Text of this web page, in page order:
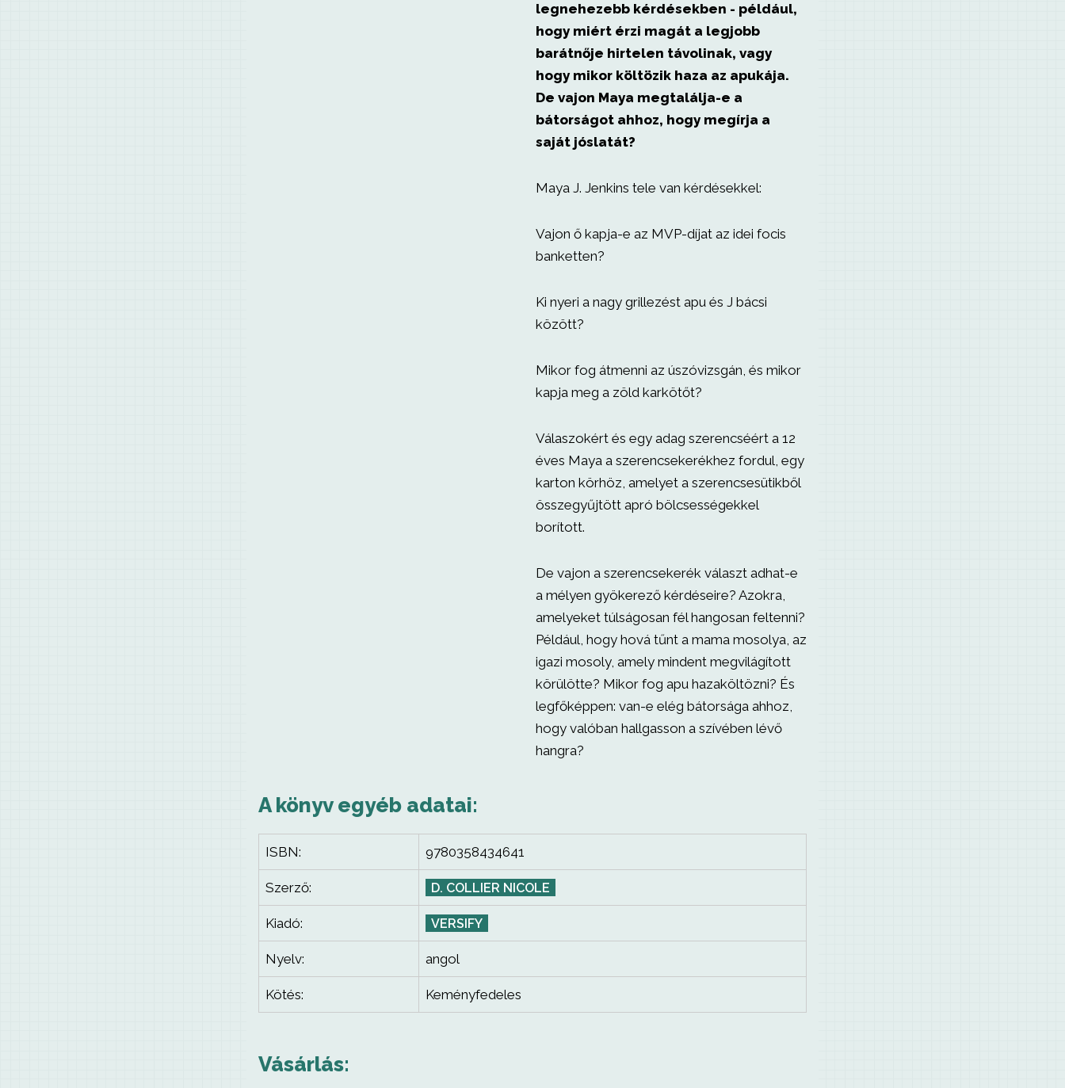
legnehezebb kérdésekben - például,
hogy miért érzi magát a legjobb
barátnője hirtelen távolinak, vagy
hogy mikor költözik haza az apukája.
De vajon Maya megtalálja-e a
bátorságot ahhoz, hogy megírja a
saját jóslatát?
Maya J. Jenkins tele van kérdésekkel:
Vajon ő kapja-e az MVP-díjat az idei focis
banketten?
Ki nyeri a nagy grillezést apu és J bácsi
között?
Mikor fog átmenni az úszóvizsgán, és mikor
kapja meg a zöld karkötőt?
Válaszokért és egy adag szerencséért a 12
éves Maya a szerencsekerékhez fordul, egy
karton körhöz, amelyet a szerencsesütikből
összegyűjtött apró bölcsességekkel
borított.
De vajon a szerencsekerék választ adhat-e
a mélyen gyökerező kérdéseire? Azokra,
amelyeket túlságosan fél hangosan feltenni?
Például, hogy hová tűnt a mama mosolya, az
igazi mosoly, amely mindent megvilágított
körülötte? Mikor fog apu hazaköltözni? És
legfőképpen: van-e elég bátorsága ahhoz,
hogy valóban hallgasson a szívében lévő
hangra?
A könyv egyéb adatai:
ISBN: 9780358434641
Szerző: D. COLLIER NICOLE
Kiadó: VERSIFY
Nyelv: angol
Kötés: Keményfedeles
Vásárlás: